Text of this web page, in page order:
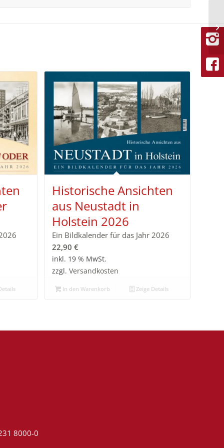
Historische Ansichten
aus Neustadt in
Holstein 2026
Ein Bildkalender für das Jahr 2026
22,90 €
inkl. 19 % MwSt.
zzgl. Versandkosten
In den Warenkorb Zeige Details
8000-0